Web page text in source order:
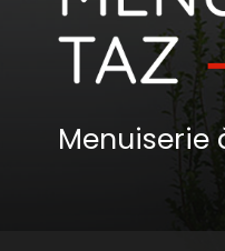
Menuiserie